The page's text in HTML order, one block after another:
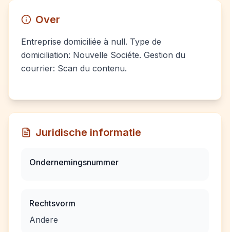
Over
Entreprise domiciliée à null. Type de
domiciliation: Nouvelle Sociéte. Gestion du
courrier: Scan du contenu.
Juridische informatie
Ondernemingsnummer
Rechtsvorm
Andere